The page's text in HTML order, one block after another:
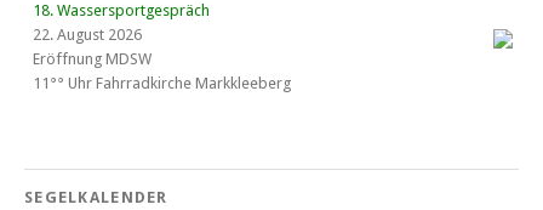
18. Wassersportgespräch
22. August 2026
Eröffnung MDSW
11°° Uhr Fahrrad­kirche Markkleeberg
SEGELKALENDER